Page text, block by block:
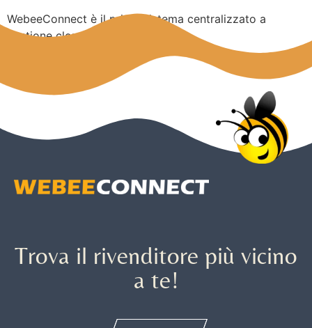
WebeeConnect è il primo sistema centralizzato a
gestione cloud per reti Wireless.
Trova il rivenditore più vicino
a te!